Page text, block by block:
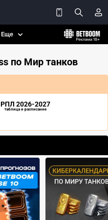
Еще
по Мир танков
РПЛ 2026-2027
таблица и расписание
›